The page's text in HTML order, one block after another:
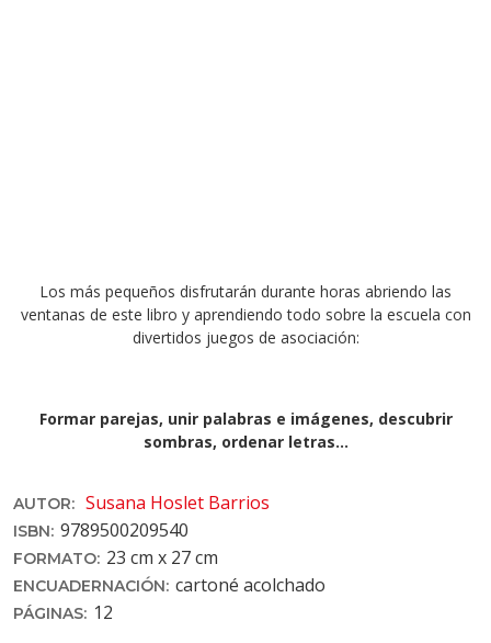
Los más pequeños disfrutarán durante horas abriendo las
ventanas de este libro y aprendiendo todo sobre la escuela con
divertidos juegos de asociación:
Formar parejas, unir palabras e imágenes, descubrir
sombras, ordenar letras…
AUTOR: Susana Hoslet Barrios
ISBN: 9789500209540
FORMATO: 23 cm x 27 cm
ENCUADERNACIÓN: cartoné acolchado
PÁGINAS: 12